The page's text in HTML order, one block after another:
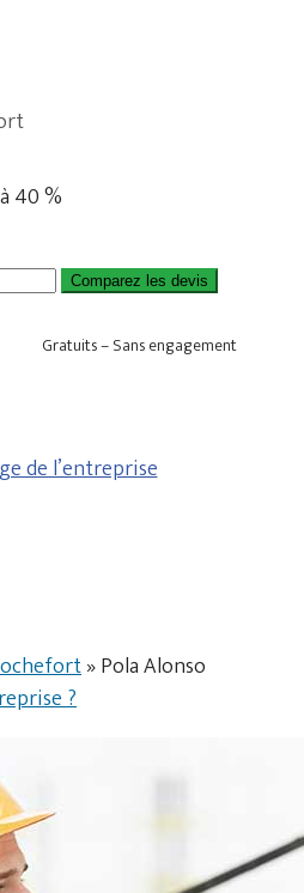
40 %
Comparez les devis
Gratuits – Sans engagement
de l’entreprise
»Pola Alonso
?